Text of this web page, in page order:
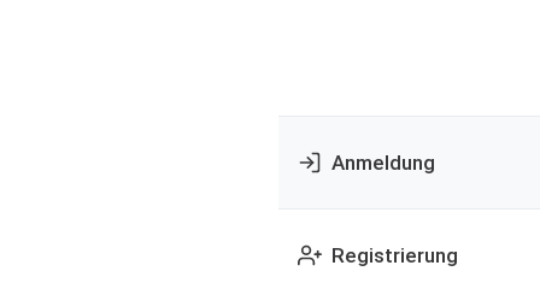
Anmeldung
Registrierung